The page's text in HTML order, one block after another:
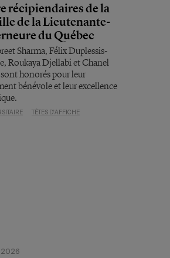
récipiendaires de la
de la Lieutenante-
du Québec
Sharma, Félix Duplessis-
Roukaya Djellabi et Chanel
honorés pour leur
bénévole et leur excellence
TÊTES D'AFFICHE
2026